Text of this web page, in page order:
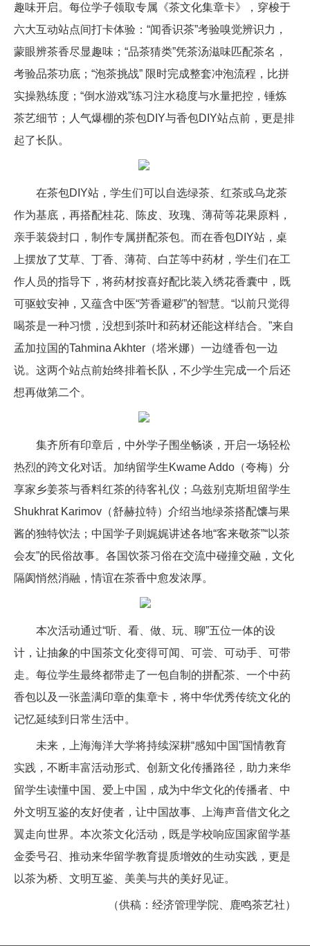
趣味开启。每位学子领取专属《茶文化集章卡》，穿梭于
六大互动站点间打卡体验：“闻香识茶”考验嗅觉辨识力，
蒙眼辨茶香尽显趣味；“品茶猜类”凭茶汤滋味匹配茶名，
考验品茶功底；“泡茶挑战” 限时完成整套冲泡流程，比拼
实操熟练度；“倒水游戏”练习注水稳度与水量把控，锤炼
茶艺细节；人气爆棚的茶包DIY与香包DIY站点前，更是排
起了长队。
在茶包DIY站，学生们可以自选绿茶、红茶或乌龙茶
作为基底，再搭配桂花、陈皮、玫瑰、薄荷等花果原料，
亲手装袋封口，制作专属拼配茶包。而在香包DIY站，桌
上摆放了艾草、丁香、薄荷、白芷等中药材，学生们在工
作人员的指导下，将药材按喜好配比装入绣花香囊中，既
可驱蚊安神，又蕴含中医“芳香避秽”的智慧。“以前只觉得
喝茶是一种习惯，没想到茶叶和药材还能这样结合。”来自
孟加拉国的Tahmina Akhter（塔米娜）一边缝香包一边
说。这两个站点前始终排着长队，不少学生完成一个后还
想再做第二个。
集齐所有印章后，中外学子围坐畅谈，开启一场轻松
热烈的跨文化对话。加纳留学生Kwame Addo（夸梅）分
享家乡姜茶与香料红茶的待客礼仪；乌兹别克斯坦留学生
Shukhrat Karimov（舒赫拉特）介绍当地绿茶搭配馕与果
酱的独特饮法；中国学子则娓娓讲述各地“客来敬茶”“以茶
会友”的民俗故事。各国饮茶习俗在交流中碰撞交融，文化
隔阂悄然消融，情谊在茶香中愈发浓厚。
本次活动通过“听、看、做、玩、聊”五位一体的设
计，让抽象的中国茶文化变得可闻、可尝、可动手、可带
走。每位学生最终都带走了一包自制的拼配茶、一个中药
香包以及一张盖满印章的集章卡，将中华优秀传统文化的
记忆延续到日常生活中。
未来，上海海洋大学将持续深耕“感知中国”国情教育
实践，不断丰富活动形式、创新文化传播路径，助力来华
留学生读懂中国、爱上中国，成为中华文化的传播者、中
外文明互鉴的友好使者，让中国故事、上海声音借文化之
翼走向世界。本次茶文化活动，既是学校响应国家留学基
金委号召、推动来华留学教育提质增效的生动实践，更是
以茶为桥、文明互鉴、美美与共的美好见证。
（供稿：经济管理学院、鹿鸣茶艺社）